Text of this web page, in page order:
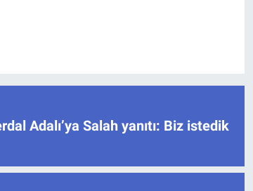
Adalı’ya Salah yanıtı: Biz istedik